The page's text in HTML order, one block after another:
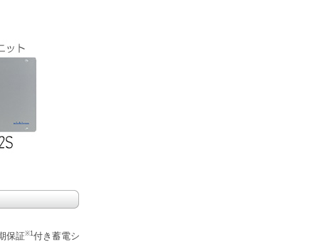
保証※1 付き蓄電シ